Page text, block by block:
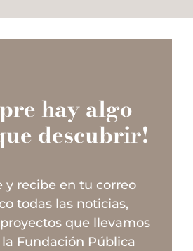
hay algo
descubrir!
y recibe en tu correo
todas las noticias,
que llevamos
Fundación Pública